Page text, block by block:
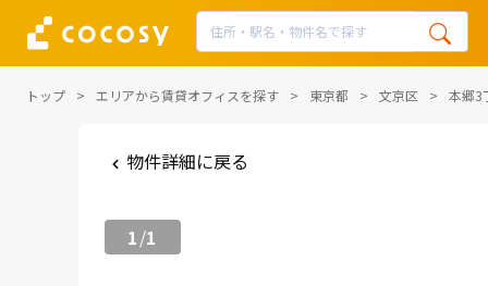
トップ エリアから賃貸オフィスを探す 東京都 文京区 本郷3
物件詳細に戻る
1/1